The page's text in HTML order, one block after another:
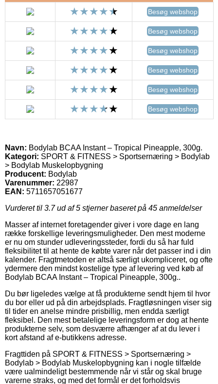
Besøg webshop
Besøg webshop
Besøg webshop
Besøg webshop
Besøg webshop
Besøg webshop
Navn: Bodylab BCAA Instant – Tropical Pineapple, 300g.
Kategori: SPORT & FITNESS > Sportsernæring > Bodylab
> Bodylab Muskelopbygning
Producent: Bodylab
Varenummer: 22987
EAN: 5711657051677
Vurderet til 3.7ud af 5 stjerner baseret på 45 anmeldelser
Masser af internet foretagender giver i vore dage en lang
række forskellige leveringsmuligheder. Den mest moderne
er nu om stunder udleveringssteder, fordi du så har fuld
fleksibilitet til at hente de købte varer når det passer ind i din
kalender. Fragtmetoden er altså særligt ukompliceret, og ofte
ydermere den mindst kostelige type af levering ved køb af
Bodylab BCAA Instant – Tropical Pineapple, 300g..
Du bør ligeledes vælge at få produkterne sendt hjem til hvor
du bor eller ud på din arbejdsplads. Fragtløsningen viser sig
til tider en anelse mindre prisbillig, men endda særligt
fleksibel. Den mest betalelige leveringsform er dog at hente
produkterne selv, som desværre afhænger af at du lever i
kort afstand af e-butikkens adresse.
Fragttiden på SPORT & FITNESS > Sportsernæring >
Bodylab > Bodylab Muskelopbygning kan i nogle tilfælde
være ualmindeligt bestemmende når vi står og skal bruge
varerne straks, og med det formål er det forholdsvis